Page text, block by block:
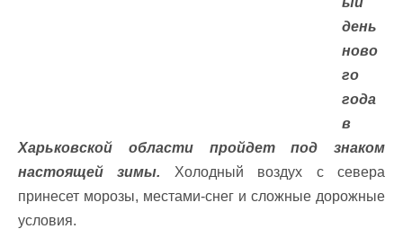
день
ново
го
года
в
Харьковской области пройдет под знаком
настоящей зимы. Холодный воздух с севера
принесет морозы, местами-снег и сложные дорожные
условия.